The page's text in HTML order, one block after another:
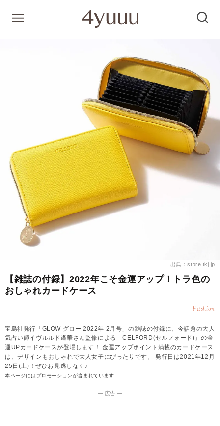
出典：store.tkj.jp
【雑誌の付録】2022年こそ金運アップ！トラ色の
おしゃれカードケース
Fashion
宝島社発行「GLOW グロー 2022年 2月号」の雑誌の付録に、今話題の大人
気占い師イヴルルド遙華さん監修による「CELFORD(セルフォード)」の金
運UPカードケースが登場します！ 金運アップポイント満載のカードケース
は、デザインもおしゃれで大人女子にぴったりです。 発行日は2021年12月
25日(土)！ぜひお見逃しなく♪
本ページにはプロモーションが含まれています
― 広告 ―